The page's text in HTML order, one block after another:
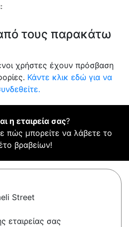
τους παρακάτω
χρήστες έχουν πρόσβαση
Κάντε κλικ εδώ για να
η εταιρεία σας?
πώς μπορείτε να λάβετε το
βραβείων!
Street
εταιρείας σας